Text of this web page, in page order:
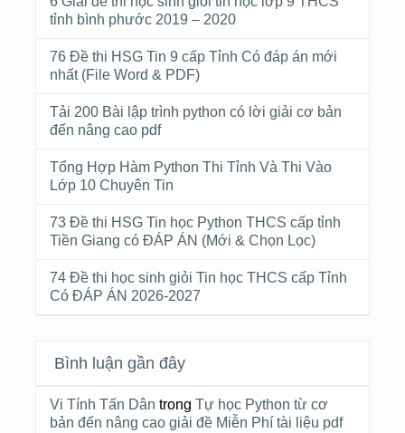
tỉnh bình phước 2019 – 2020
76 Đề thi HSG Tin 9 cấp Tỉnh Có đáp án mới
nhất (File Word & PDF)
Tải 200 Bài lập trình python có lời giải cơ bản
đến nâng cao pdf
Tổng Hợp Hàm Python Thi Tỉnh Và Thi Vào
Lớp 10 Chuyên Tin
73 Đề thi HSG Tin học Python THCS cấp tỉnh
Tiền Giang có ĐÁP ÁN (Mới & Chọn Lọc)
74 Đề thi học sinh giỏi Tin học THCS cấp Tỉnh
Có ĐÁP ÁN 2026-2027
Bình luận gần đây
Vi Tính Tấn Dân trong Tự học Python từ cơ
bản đến nâng cao giải đề Miễn Phí tài liệu pdf